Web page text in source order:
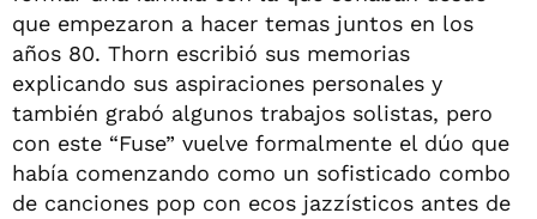
que empezaron a hacer temas juntos en los
años 80. Thorn escribió sus memorias
explicando sus aspiraciones personales y
también grabó algunos trabajos solistas, pero
con este “Fuse” vuelve formalmente el dúo que
había comenzando como un sofisticado combo
de canciones pop con ecos jazzísticos antes de